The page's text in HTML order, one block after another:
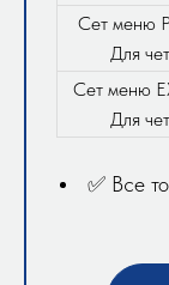
Сет меню
Для
Сет меню
Для
✅ Все